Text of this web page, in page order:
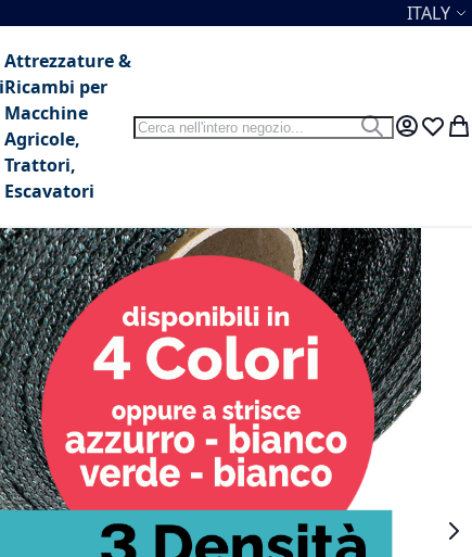
Lingua
ITALY
Attrezzature &
Ricambi per
Macchine
Agricole,
Trattori,
Escavatori
Search
Search
My Lista